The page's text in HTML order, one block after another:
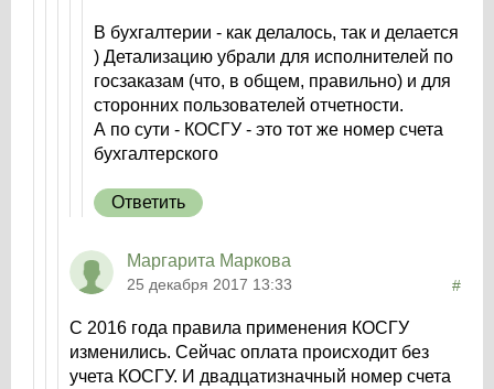
В бухгалтерии - как делалось, так и делается
) Детализацию убрали для исполнителей по
госзаказам (что, в общем, правильно) и для
сторонних пользователей отчетности.
А по сути - КОСГУ - это тот же номер счета
бухгалтерского
Ответить
Маргарита Маркова
25 декабря 2017 13:33 #
С 2016 года правила применения КОСГУ
изменились. Сейчас оплата происходит без
учета КОСГУ. И двадцатизначный номер счета